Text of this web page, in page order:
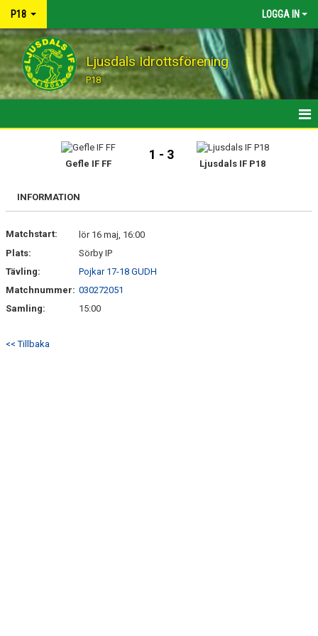
P18 LOGGA IN
Ljusdals Idrottsförening
P18
KALENDER
KONTAKT
Gefle IF FF
1 - 3
Ljusdals IF P18
INFORMATION
Matchstart:
lör 16 maj, 16:00
Plats:
Sörby IP
Tävling:
Pojkar 17-18 GUDH
Matchnummer: 030272051
Samling:
15:00
<< Tillbaka